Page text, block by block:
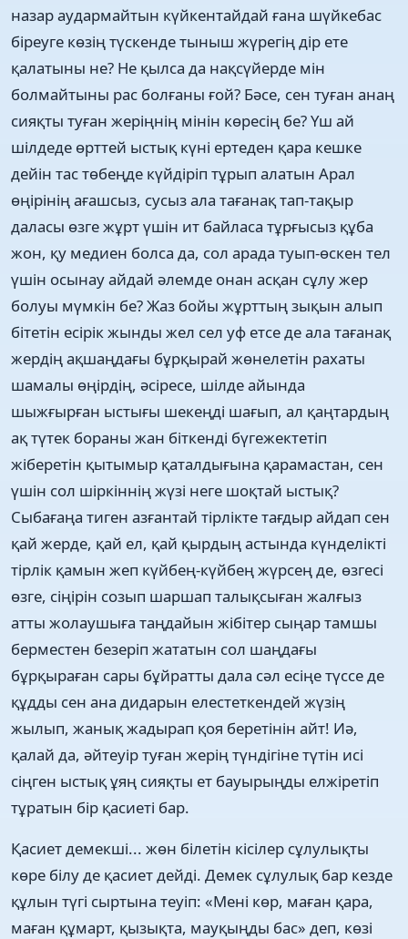
назар аудармайтын күйкентайдай ғана шүйкебас
біреуге көзің түскенде тыныш жүрегің дір ете
қалатыны не? Не қылса да нақсүйерде мін
болмайтыны рас болғаны ғой? Бәсе, сен туған анаң
сияқты туған жеріңнің мінін көресің бе? Үш ай
шілдеде өрттей ыстық күні ертеден қара кешке
дейін тас төбеңде күйдіріп тұрып алатын Арал
өңірінің ағашсыз, сусыз ала тағанақ тап-тақыр
даласы өзге жұрт үшін ит байласа тұрғысыз құба
жон, қу медиен болса да, сол арада туып-өскен тел
үшін осынау айдай әлемде онан асқан сұлу жер
болуы мүмкін бе? Жаз бойы жұрттың зықын алып
бітетін есірік жынды жел сел уф етсе де ала тағанақ
жердің ақшаңдағы бұрқырай жөнелетін рахаты
шамалы өңірдің, әсіресе, шілде айында
шыжғырған ыстығы шекеңді шағып, ал қаңтардың
ақ түтек бораны жан біткенді бүгежектетіп
жіберетін қытымыр қаталдығына қарамастан, сен
үшін сол шіркіннің жүзі неге шоқтай ыстық?
Сыбағаңа тиген азғантай тірлікте тағдыр айдап сен
қай жерде, қай ел, қай қырдың астында күнделікті
тірлік қамын жеп күйбең-күйбең жүрсең де, өзгесі
өзге, сіңірін созып шаршап талықсыған жалғыз
атты жолаушыға таңдайын жібітер сыңар тамшы
берместен безеріп жататын сол шаңдағы
бұрқыраған сары бұйратты дала сәл есіңе түссе де
құдды сен ана дидарын елестеткендей жүзің
жылып, жанық жадырап қоя беретінін айт! Иә,
қалай да, әйтеуір туған жерің түндігіне түтін исі
сіңген ыстық ұяң сияқты ет бауырыңды елжіретіп
тұратын бір қасиеті бар.
Қасиет демекші... жөн білетін кісілер сұлулықты
көре білу де қасиет дейді. Демек сұлулық бар кезде
құлын түгі сыртына теуіп: «Мені көр, маған қара,
маған құмарт, қызықта, мауқыңды бас» деп, көзі